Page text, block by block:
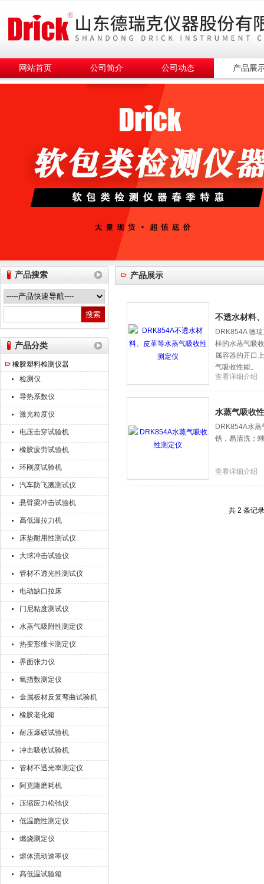
山东德瑞克仪器股份有限公司
网站首页 公司简介 公司动态 产品展
产品搜索
产品分类
橡胶塑料检测仪器
检测仪
导热系数仪
激光粒度仪
电压击穿试验机
橡胶疲劳试验机
环刚度试验机
汽车防飞溅测试仪
悬臂梁冲击试验机
高低温拉力机
床垫耐用性测试仪
大球冲击试验仪
管材不透光性测试仪
电动缺口拉床
门尼粘度测试仪
水蒸气吸附性测定仪
热变形维卡测定仪
界面张力仪
氧指数测定仪
金属板材反复弯曲试验机
橡胶老化箱
耐压爆破试验机
冲击吸收试验机
管材不透光率测定仪
阿克隆磨耗机
压缩应力松弛仪
低温脆性测定仪
燃烧测定仪
熔体流动速率仪
高低温试验箱
产品展示
不透水材料
DRK854A 德
样的水蒸气吸
属容器的开口
气吸收性能。
查看详细介绍
水蒸气吸收
DRK854A水
锈，易清洗；
查看详细介绍
共 2 条记